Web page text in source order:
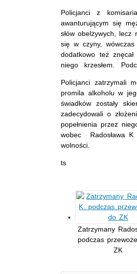
Policjanci z
awanturującym się
słów obelżywych, lecz
się w czyny, wówczas
dodatkowo też
niego krzesłem.
Policjanci zatrzymali
promila alkoholu w
świadków zostały
zadecydowali o
popełnienia przez
wobec Radosława
wolności.
ts
Zatrzymany
podczas
ZK